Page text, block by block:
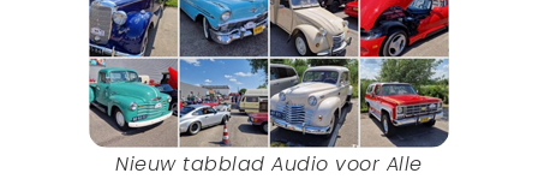
Nieuw tabblad Audio voor Alle